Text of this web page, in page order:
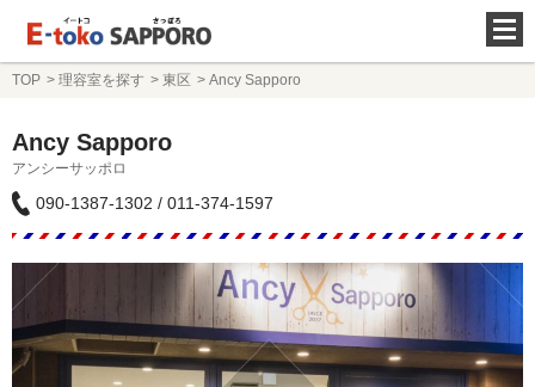
TOP 理容室を探す 東区 Ancy Sapporo
Ancy Sapporo
アンシーサッポロ
090-1387-1302 / 011-374-1597